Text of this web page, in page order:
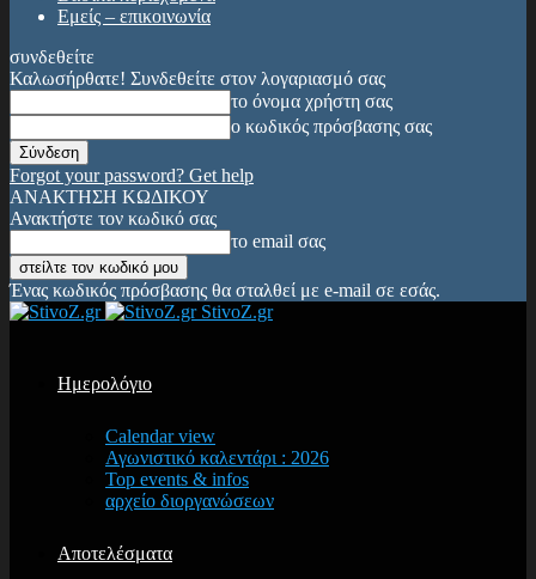
Εμείς – επικοινωνία
συνδεθείτε
Καλωσήρθατε! Συνδεθείτε στον λογαριασμό σας
το όνομα χρήστη σας
ο κωδικός πρόσβασης σας
Forgot your password? Get help
ΑΝΑΚΤΗΣΗ ΚΩΔΙΚΟΥ
Ανακτήστε τον κωδικό σας
το email σας
Ένας κωδικός πρόσβασης θα σταλθεί με e-mail σε εσάς.
StivoZ.gr
Ημερολόγιο
Calendar view
Αγωνιστικό καλεντάρι : 2026
Top events & infos
αρχείο διοργανώσεων
Αποτελέσματα